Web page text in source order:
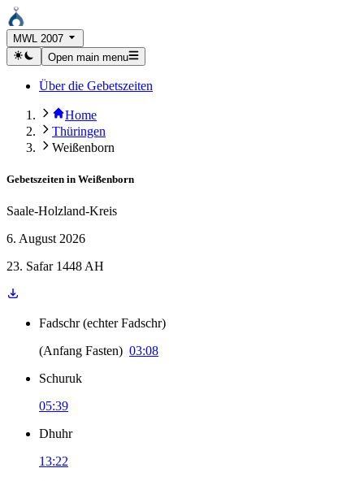
MWL 2007
Open main menu
Über die Gebetszeiten
Home
Thüringen
Weißenborn
Gebetszeiten in Weißenborn
Saale-Holzland-Kreis
6. August 2026
23. Safar 1448 AH
Fadschr (echter Fadschr)
(Anfang Fasten) 03:08
Schuruk
05:39
Dhuhr
13:22